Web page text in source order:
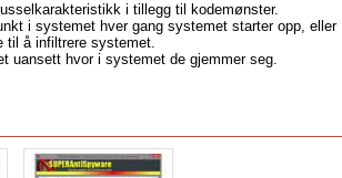
i tillegg til kodemønster.
i systemet hver gang systemet starter opp, eller
til å infiltrere systemet.
uansett hvor i systemet de gjemmer seg.